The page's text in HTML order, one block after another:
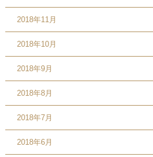
2018年11月
2018年10月
2018年9月
2018年8月
2018年7月
2018年6月